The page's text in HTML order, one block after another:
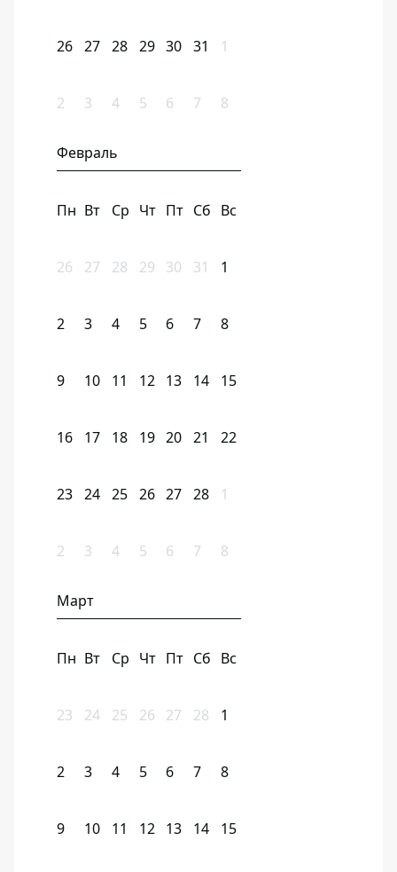
26 27 28 29 30 31 1
2 3 4 5 6 7 8
Февраль
Пн Вт Ср Чт Пт Сб Вс
26 27 28 29 30 31 1
2 3 4 5 6 7 8
9 10 11 12 13 14 15
16 17 18 19 20 21 22
23 24 25 26 27 28 1
2 3 4 5 6 7 8
Март
Пн Вт Ср Чт Пт Сб Вс
23 24 25 26 27 28 1
2 3 4 5 6 7 8
9 10 11 12 13 14 15